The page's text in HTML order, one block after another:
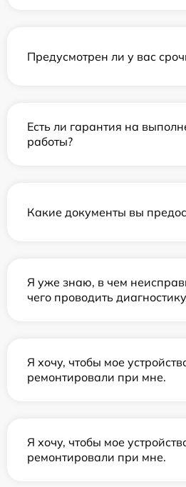
Предусмотрен ли у вас
Есть ли гарантия на
работы?
Какие документы вы
Я уже знаю, в чем
чего проводить
Я хочу, чтобы мое
ремонтировали при мне.
Я хочу, чтобы мое
ремонтировали при мне.